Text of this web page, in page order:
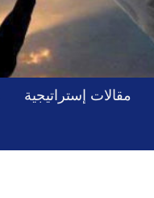
مقالات إستراتيجية